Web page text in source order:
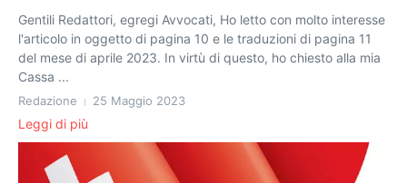
Gentili Redattori, egregi Avvocati, Ho letto con molto interesse
l'articolo in oggetto di pagina 10 e le traduzioni di pagina 11
del mese di aprile 2023. In virtù di questo, ho chiesto alla mia
Cassa ...
Redazione 25 Maggio 2023
Leggi di più